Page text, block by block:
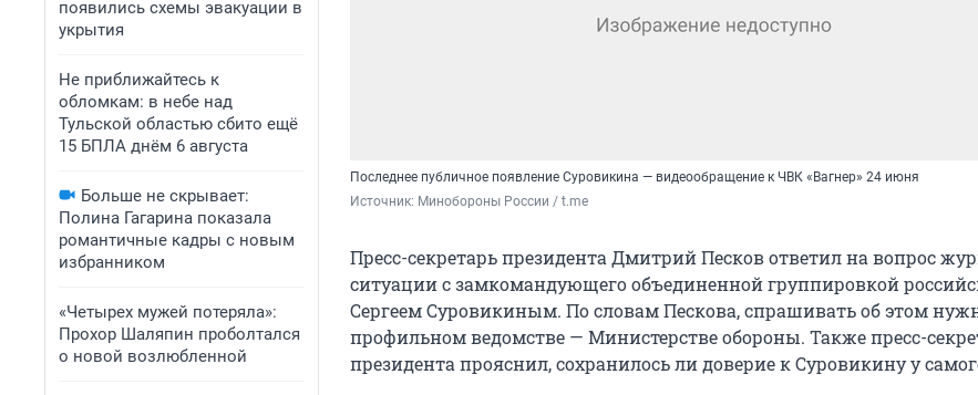
появились схемы эвакуации в
укрытия
Не приближайтесь к
обломкам: в небе над
Тульской областью сбито ещё
15 БПЛА днём 6 августа
Больше не скрывает:
Полина Гагарина показала
романтичные кадры с новым
избранником
«Четырех мужей потеряла»:
Прохор Шаляпин проболтался
о новой возлюбленной
Последнее публичное появление Суровикина — видеообращение к ЧВК «Вагнер» 24 июня
Источник: Минобороны России / t.me
Пресс-секретарь президента Дмитрий Песков ответил на вопрос
ситуации с замкомандующего объединенной группировкой
Сергеем Суровикиным. По словам Пескова, спрашивать об этом
профильном ведомстве — Министерстве обороны. Также пресс-
президента прояснил, сохранилось ли доверие к Суровикину у